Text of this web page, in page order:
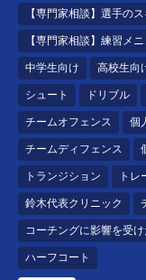
【専門家相談】選手の
【専門家相談】練習メ
中学生向け 高校生向
シュート ドリブル
チームオフェンス 個
チームディフェンス
トランジション トレ
鈴木代表クリニック
コーチングに影響を受
ハーフコート